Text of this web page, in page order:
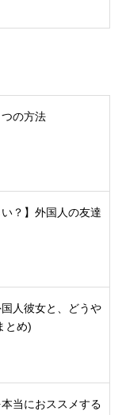
の方法
い？】外国人の友達
国人彼女と、どうや
とめ)
当におススメする